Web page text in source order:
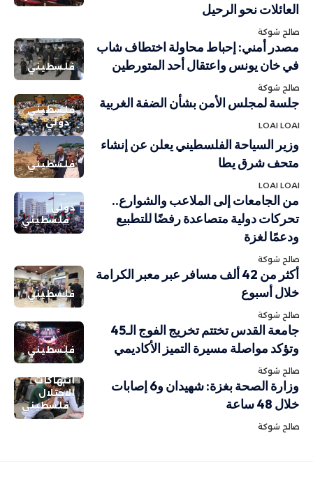
العائلات نحو الرحيل
صالح شوكة
فلسطيني
مصدر أمني: إحباط محاولة اختطاف شاب
في خان يونس واعتقال أحد المتورطين
صالح شوكة
فلسطيني
دولي
جلسة لمجلس الأمن بشأن الضفة الغربية
LOAI LOAI
فلسطيني
وزير السياحة الفلسطيني يعلن عن إنشاء
متحف شرق يطا
LOAI LOAI
دولي
فلسطيني
من الجامعات إلى الملاعب والشوارع..
تحركات دولية متصاعدة رفضًا للتطبيع
ودعمًا لغزة
صالح شوكة
فلسطيني
أكثر من 42 ألف مسافر عبر معبر الكرامة
خلال أسبوع
صالح شوكة
فلسطيني
جامعة القدس تختتم تخريج الفوج الـ45
وتؤكد مواصلة مسيرة التميز الأكاديمي
صالح شوكة
انتهاكات
الاحتلال
فلسطيني
وزارة الصحة بغزة: شهيدان و6 إصابات
خلال 48 ساعة
صالح شوكة